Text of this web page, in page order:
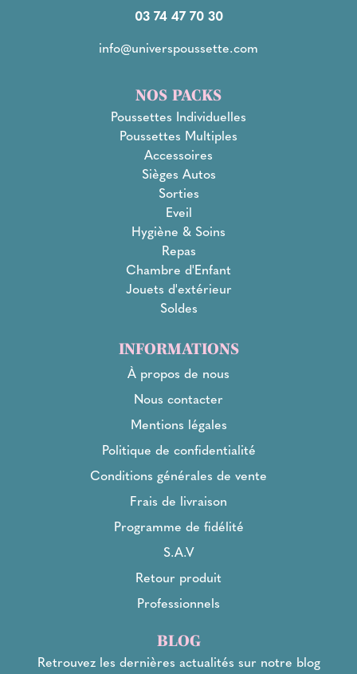
03 74 47 70 30
info@universpoussette.com
NOS PACKS
Poussettes Individuelles
Poussettes Multiples
Accessoires
Sièges Autos
Sorties
Eveil
Hygiène & Soins
Repas
Chambre d'Enfant
Jouets d'extérieur
Soldes
INFORMATIONS
À propos de nous
Nous contacter
Mentions légales
Politique de confidentialité
Conditions générales de vente
Frais de livraison
Programme de fidélité
S.A.V
Retour produit
Professionnels
BLOG
Retrouvez les dernières actualités sur notre blog